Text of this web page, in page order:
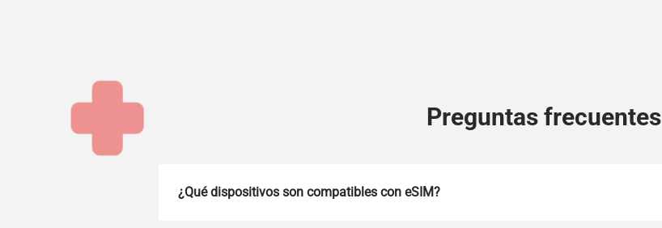
Preguntas frecuentes
¿Qué dispositivos son compatibles con eSIM?